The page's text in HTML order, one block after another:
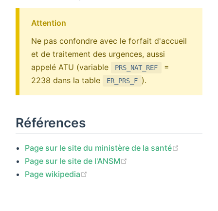
Attention
Ne pas confondre avec le forfait d'accueil
et de traitement des urgences, aussi
appelé ATU (variable
PRS_NAT_REF
=
2238 dans la table
ER_PRS_F ).
Références
Page sur le site du ministère de la santé
Page sur le site de l'ANSM
Page wikipedia